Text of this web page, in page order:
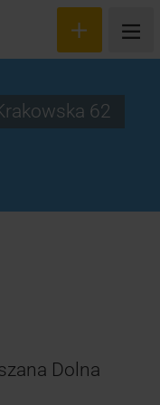
62
Dolna